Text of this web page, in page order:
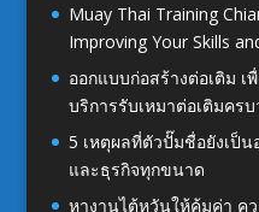
Muay Thai Training
Improving Your Skills
ออกแบบก่อสร้างต่อเติม
บริการรับเหมาต่อเติมครบ
5 เหตุผลที่ตัวปั๊มชื่อยังเป็
และธุรกิจทุกขนาด
หางานไต้หวันให้คุ้มค่า ค